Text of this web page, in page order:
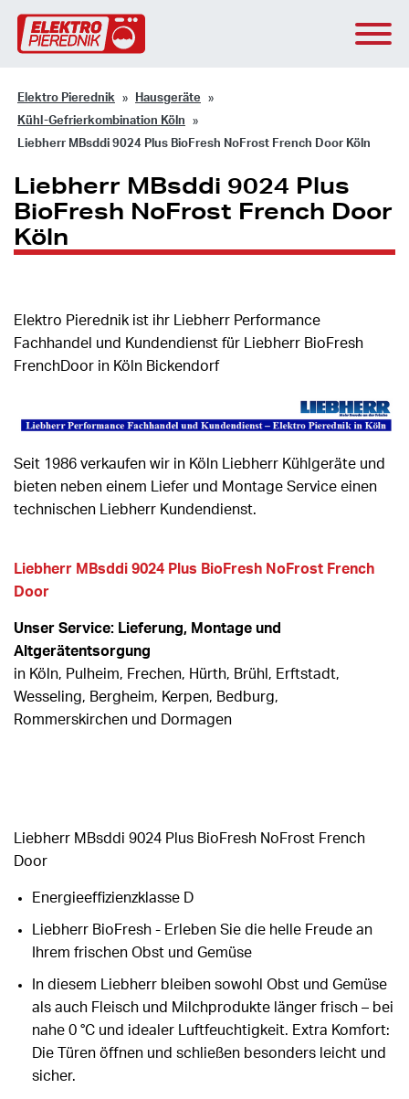
Elektro Pierednik Hausgeräte
Kühl-Gefrierkombination Köln
Liebherr MBsddi 9024 Plus BioFresh NoFrost French Door Köln
Liebherr MBsddi 9024 Plus
BioFresh NoFrost French Door
Köln
Elektro Pierednik ist ihr Liebherr Performance
Fachhandel und Kundendienst für Liebherr BioFresh
FrenchDoor in Köln Bickendorf
Seit 1986 verkaufen wir in Köln Liebherr Kühlgeräte und
bieten neben einem Liefer und Montage Service einen
technischen Liebherr Kundendienst.
Liebherr MBsddi 9024 Plus BioFresh NoFrost French
Door
Unser Service: Lieferung, Montage und
Altgerätentsorgung
in Köln, Pulheim, Frechen, Hürth, Brühl, Erftstadt,
Wesseling, Bergheim, Kerpen, Bedburg,
Rommerskirchen und Dormagen
Liebherr MBsddi 9024 Plus BioFresh NoFrost French
Door
Energieeffizienzklasse D
Liebherr BioFresh - Erleben Sie die helle Freude an
Ihrem frischen Obst und Gemüse
In diesem Liebherr bleiben sowohl Obst und Gemüse
als auch Fleisch und Milchprodukte länger frisch – bei
nahe 0 °C und idealer Luftfeuchtigkeit. Extra Komfort:
Die Türen öffnen und schließen besonders leicht und
sicher.